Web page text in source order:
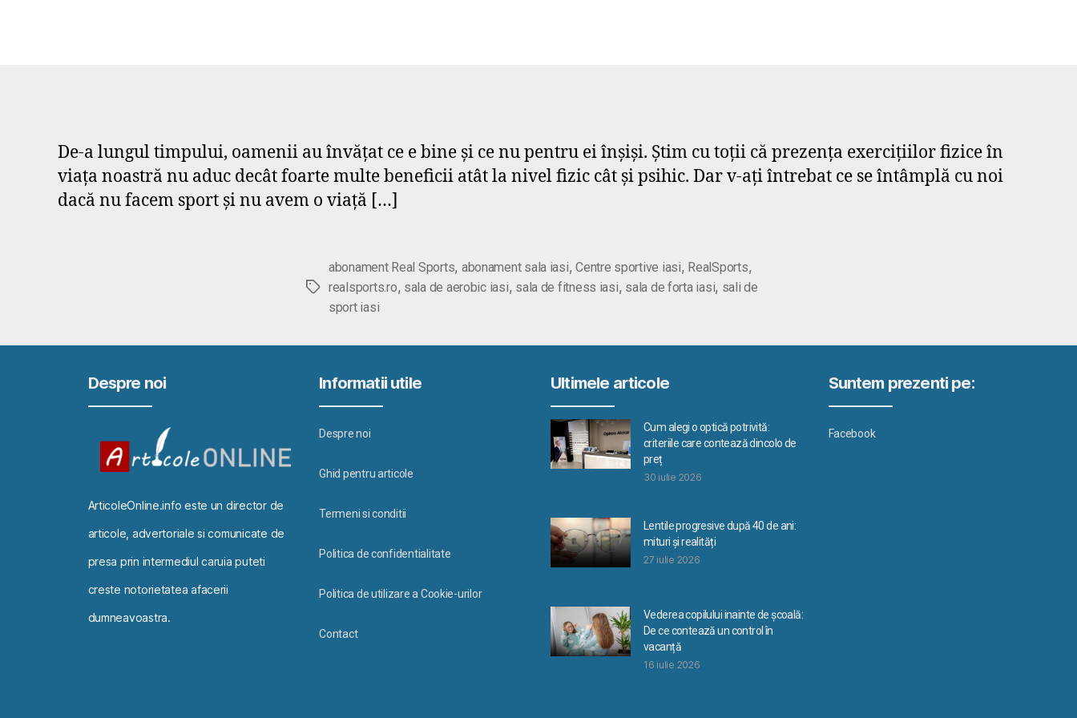
De-a lungul timpului, oamenii au învățat ce e bine și ce nu pentru ei înșiși. Știm cu toții că prezența exercițiilor fizice în
viața noastră nu aduc decât foarte multe beneficii atât la nivel fizic cât și psihic. Dar v-ați întrebat ce se întâmplă cu noi
dacă nu facem sport și nu avem o viață […]
Etichete
abonament Real Sports, abonament sala iasi,Centre sportive iasi, RealSports,
realsports.ro, sala de aerobic iasi, sala de fitness iasi, sala de forta iasi, sali de
sport iasi
Despre noi
ArticoleOnline.info este un director de
articole, advertoriale si comunicate de
presa prin intermediul caruia puteti
creste notorietatea afacerii
dumneavoastra.
Informatii utile
Despre noi
Ghid pentru articole
Termeni si conditii
Politica de confidentialitate
Politica de utilizare a Cookie-urilor
Contact
Ultimele articole
Cum alegi o optică potrivită:
criteriile care contează dincolo de
preț
30 iulie 2026
Lentile progresive după 40 de ani:
mituri și realități
27 iulie 2026
Vederea copilului inainte de școală:
De ce contează un control în
vacanță
16 iulie 2026
Suntem prezenti pe:
Facebook